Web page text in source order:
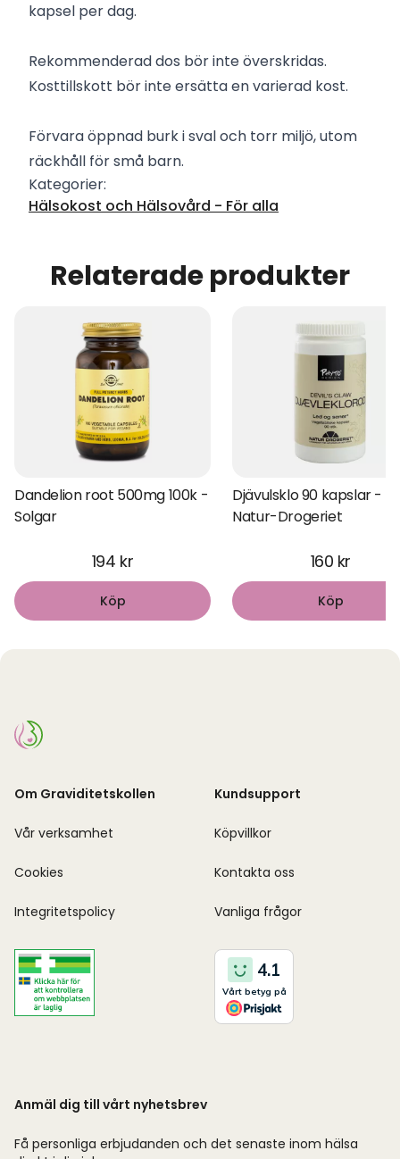
kapsel per dag.
Rekommenderad dos bör inte överskridas.
Kosttillskott bör inte ersätta en varierad kost.
Förvara öppnad burk i sval och torr miljö, utom
räckhåll för små barn.
Kategorier:
Hälsokost och Hälsovård - För alla
Relaterade produkter
Dandelion root 500mg 100k -
Solgar
194 kr
Köp
Djävulsklo 90 kapslar -
Natur-Drogeriet
160 kr
Köp
Om Graviditetskollen
Vår verksamhet
Cookies
Integritetspolicy
Kundsupport
Köpvillkor
Kontakta oss
Vanliga frågor
Anmäl dig till vårt nyhetsbrev
Få personliga erbjudanden och det senaste inom hälsa